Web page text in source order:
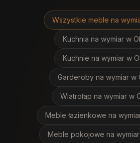
Wszystkie meble na
Kuchnia na wymiar w
Kuchnie na wymiar w
Garderoby na wymiar w
Wiatrołap na wymiar w
Meble łazienkowe na
Meble pokojowe na wymiar